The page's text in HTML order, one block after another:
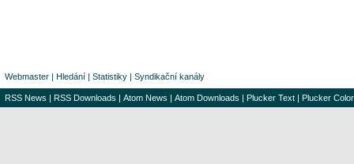
Webmaster | Hledání | Statistiky | Syndikační kanály
RSS News | RSS Downloads | Atom News | Atom Downloads | Plucker Text | Plucker Color